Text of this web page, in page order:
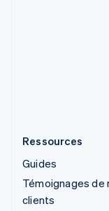
Ressources
Guides
Témoignages de
clients